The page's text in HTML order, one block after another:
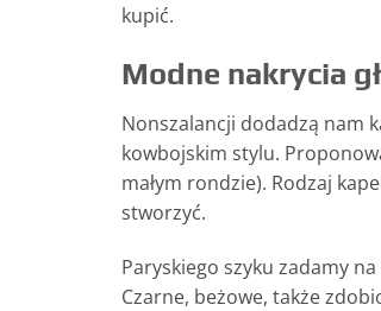
kupić.
Modne nakrycia
Nonszalancji dodadzą nam
kowbojskim stylu.
małym rondzie). Rodzaj
stworzyć.
Paryskiego szyku zadamy
Czarne, beżowe, także